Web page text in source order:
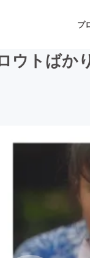
プ
ゲーム
書籍
チャレ
ウトばか